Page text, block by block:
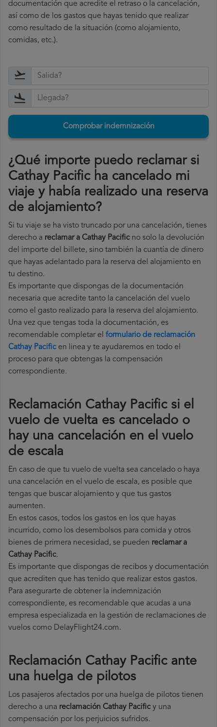
documentación que acredite el retraso o la cancelación,
así como de los gastos que hayas tenido que realizar
como resultado de la situación (como alojamiento,
comidas, etc.).
Comprobar indemnización
¿Qué importe puedo reclamar si
Cathay Pacific ha cancelado mi
viaje y había realizado una reserva
de alojamiento?
Si tu viaje se ha visto truncado por una cancelación, tienes
derecho a reclamar a Cathay Pacific no solo la devolución
del importe del billete, sino también la cuantía de dinero
que hayas adelantado para la reserva del alojamiento en
tu destino.
Es importante que dispongas de la documentación
necesaria que acredite tanto la cancelación del vuelo
como el gasto realizado para la reserva del alojamiento.
Una vez que tengas toda la documentación, es
recomendable completar el formulario de reclamación
Cathay Pacific en linea y te ayudaremos en todo el
proceso para que obtengas la compensación
correspondiente.
Reclamación Cathay Pacific si el
vuelo de vuelta es cancelado o
hay una cancelación en el vuelo
de escala
En caso de que tu vuelo de vuelta sea cancelado o haya
una cancelación en el vuelo de escala, es posible que
tengas que buscar alojamiento y que tus gastos
aumenten.
En estos casos, todos los gastos en los que hayas
incurrido, como los desembolsos para comida y otros
bienes de primera necesidad, se pueden reclamar a
Cathay Pacific.
Es importante que dispongas de recibos y documentación
que acrediten que has tenido que realizar estos gastos.
Para asegurarte de obtener la indemnización
correspondiente, es recomendable que acudas a una
empresa especializada en la gestión de reclamaciones de
vuelos como DelayFlight24.com.
Reclamación Cathay Pacific ante
una huelga de pilotos
Los pasajeros afectados por una huelga de pilotos tienen
derecho a una reclamación Cathay Pacific y una
compensación por los perjuicios sufridos.